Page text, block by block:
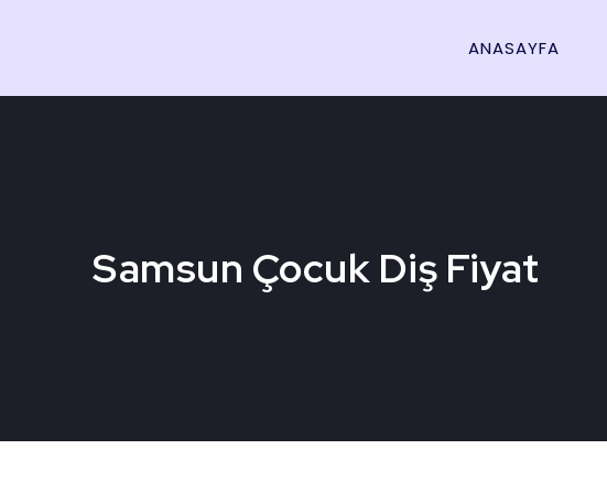
ANASAYFA
Samsun Çocuk Diş Fiyat